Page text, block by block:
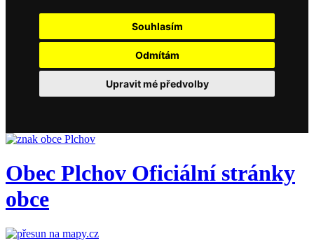
Souhlasím
Odmítám
Upravit mé předvolby
Obec Plchov Oficiální stránky
obce